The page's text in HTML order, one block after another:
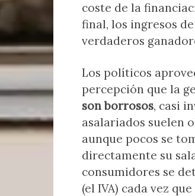
coste de la
final, los ingresos
verdaderos
Los políticos
percepción que la
son borrosos, casi
asalariados suelen
aunque pocos se
directamente su
consumidores se
(el IVA) cada vez